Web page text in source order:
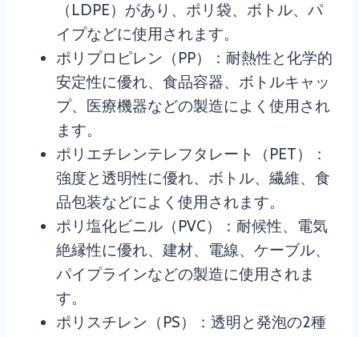
（LDPE）があり、ポリ袋、ボトル、パ
イプなどに使用されます。
ポリプロピレン（PP）：耐熱性と化学的
安定性に優れ、食品容器、ボトルキャッ
プ、医療機器などの製造によく使用され
ます。
ポリエチレンテレフタレート（PET）：
強度と透明性に優れ、ボトル、繊維、食
品包装などによく使用されます。
ポリ塩化ビニル（PVC）：耐候性、電気
絶縁性に優れ、建材、電線、ケーブル、
パイプラインなどの製造に使用されま
す。
ポリスチレン（PS）：透明と発泡の2種